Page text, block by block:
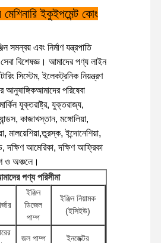
ভিআর শো আমাদের সম্বন্ধে
ইকুইপমেন্ট কোং
সমন্বয় এবং নির্মাণ যন্ত্রপাতি
বিশেষজ্ঞ। আমাদের পণ্য লাইন
সিস্টেম, ইলেকট্রনিক নিয়ন্ত্রণ
আনুষাঙ্গিকআমাদের পরিষেবা
যুক্তরাষ্ট্র, যুক্তরাজ্য,
কাজাখস্তান, মঙ্গোলিয়া,
মালয়েশিয়া,তুরস্ক, ইন্দোনেশিয়া,
দক্ষিণ আমেরিকা, দক্ষিণ আফ্রিকা
ও অঞ্চলে।
পণ্য পরিসীমা
ইঞ্জিন
ডিজেল
পাম্প
ইঞ্জিন নিয়ামক
(ইসিইউ)
জল পাম্প ইনজেক্টর